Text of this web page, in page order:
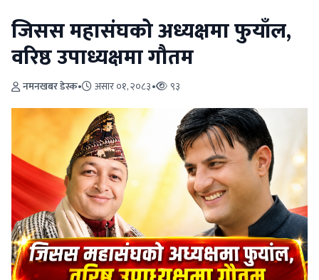
जिसस महासंघको अध्यक्षमा फुयाँल,
वरिष्ठ उपाध्यक्षमा गौतम
नमनखबर डेस्क• असार ०१, २०८३• ९३